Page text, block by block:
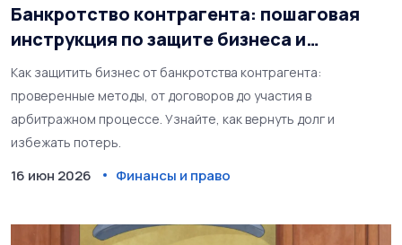
Банкротство контрагента: пошаговая
инструкция по защите бизнеса и
возврату долгов
Как защитить бизнес от банкротства контрагента:
проверенные методы, от договоров до участия в
арбитражном процессе. Узнайте, как вернуть долг и
избежать потерь.
16 июн 2026 Финансы и право